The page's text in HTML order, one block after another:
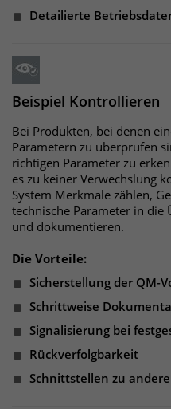
Detailierte
Beispiel Kontrollieren
Bei Produkten, bei denen
Parametern zu überprüfen
richtigen Parameter zu
es zu keiner Verwechslung
System Merkmale zählen,
technische Parameter in
und dokumentieren.
Die Vorteile:
Sicherstellung der QM-
Schrittweise
Signalisierung bei
Rückverfolgbarkeit
Schnittstellen zu